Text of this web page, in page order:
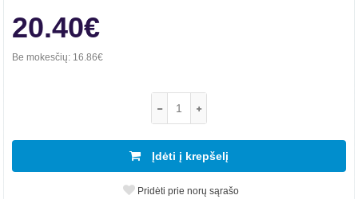
20.40€
Be mokesčių: 16.86€
Įdėti į krepšelį
Pridėti prie norų sąrašo